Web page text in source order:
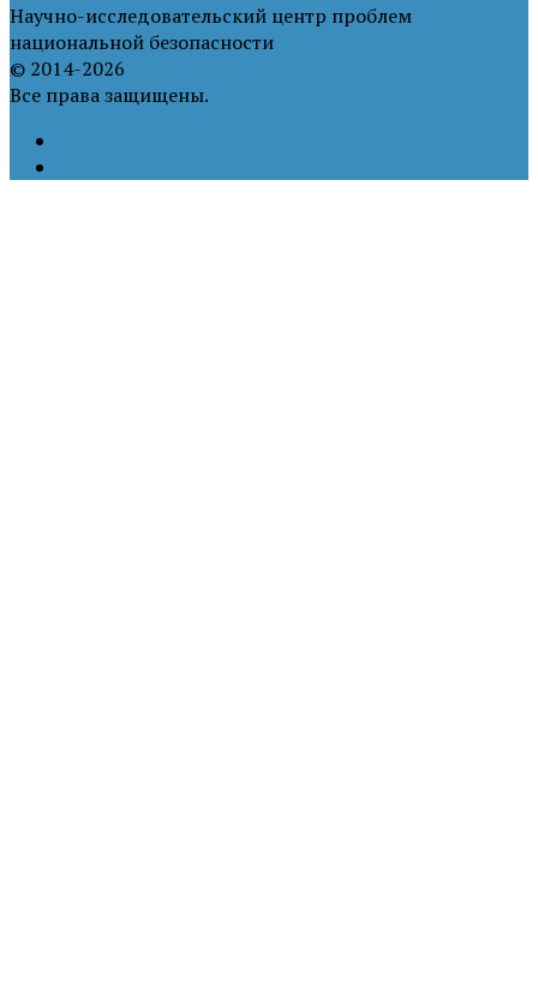
Научно-исследовательский центр проблем
национальной безопасности
© 2014-2026
Все права защищены.